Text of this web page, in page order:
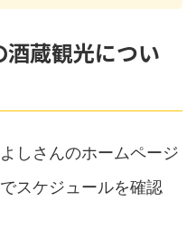
蔵観光につい
しさんのホームページ
でスケジュールを確認